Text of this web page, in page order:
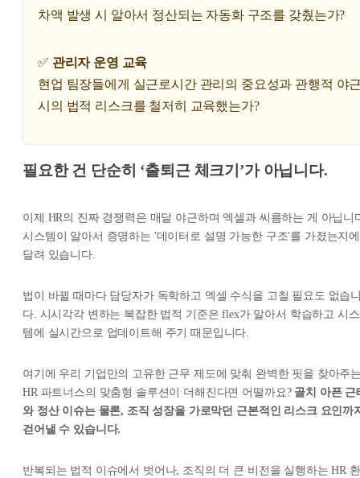
차액 발생 시 알아서 정산되는 자동화 구조를 갖췄는가?
✅ 관리자 운영 교육
현업 팀장들에게 실근로시간 관리의 중요성과 관행적 야
시의 법적 리스크를 철저히 교육했는가?
필요한 건 단순히 ‘출퇴근 체크기’가 아닙니다.
이제 HR의 진짜 경쟁력은 매달 야근하며 엑셀과 씨름하는 게 아닙니
시스템이 알아서 증명하는 '데이터로 설명 가능한 구조'를 가졌는지에
달려 있습니다.
법이 바뀔 때마다 담당자가 독학하고 엑셀 수식을 고칠 필요도 없습
다. 시시각각 변하는 복잡한 법적 기준은 flex가 알아서 학습하고 시스
템에 실시간으로 업데이트해 주기 때문입니다.
여기에 우리 기업만의 고유한 근무 제도에 맞춰 완벽한 핏을 찾아주
HR 파트너스의 맞춤형 솔루션이 더해진다면 어떨까요? 골치 아픈 근
와 정산 이슈는 물론, 조직 성장을 가로막던 근본적인 리스크 요인까
걷어낼 수 있습니다.
반복되는 법적 이슈에서 벗어나, 조직의 더 큰 비전을 실행하는 HR 환